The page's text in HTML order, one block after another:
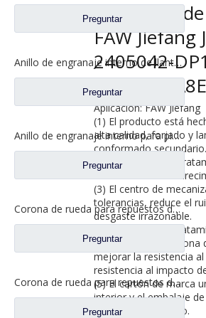
Preguntar
Anillo de engranaje interno de llanta de rueda para repuestos de camiones FAW Jiefang J6 DP128 2405041-DP128
Preguntar
Anillo de engranaje interno para piezas de repuesto de camiones FAW Jiefang Aowei 300 Axle 2405041-A0E
Preguntar
Corona de rueda para repuestos de camiones Foton Auman HFF2405041CK1VZC
Preguntar
Corona de rueda para repuestos de camiones Foton Auman HFF2405041CK2BZ
Preguntar
repuestos
FAW Jiefang
2405042-
2405050-A8E
Aplicación: FAW Jiefang
(1) El producto está
alta calidad, forjado y
conformado secundario.
(2) Proceso de
normalización-
(3) El centro de
tolerancias, reduce el
desgaste irrazonable.
(4) El proceso de
superficial de la corona
mejorar la resistencia
resistencia al impacto
(5) El cartón de marca
interior y el embalaje
es fuerte y hermoso.